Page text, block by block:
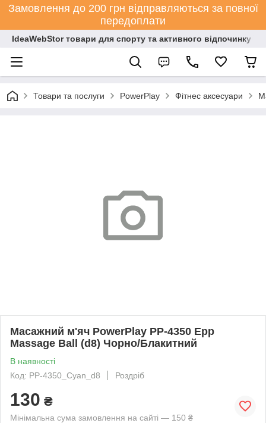
Замовлення до 200 грн відправляються за повної
передоплати
IdeaWebStor товари для спорту та активного відпочинку
Товари та послуги PowerPlay Фітнес аксесуари
Масажний м'яч PowerPlay PP-4350 Epp
Massage Ball (d8) Чорно/Блакитний
В наявності
Код: PP-4350_Cyan_d8
Роздріб
130 ₴
Мінімальна сума замовлення на сайті — 150 ₴